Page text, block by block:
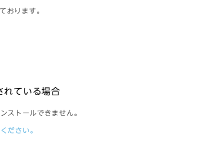
おります。
ている場合
ストールできません。
ださい。